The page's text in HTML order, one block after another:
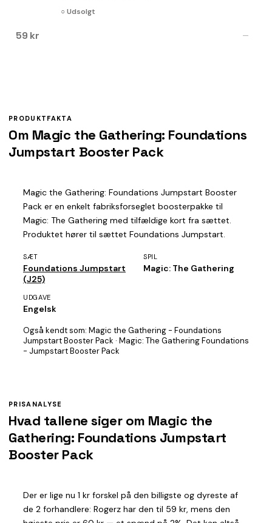
○ Udsolgt
59 kr —
PRODUKTFAKTA
Om Magic the Gathering: Foundations
Jumpstart Booster Pack
Magic the Gathering: Foundations Jumpstart Booster
Pack er en enkelt fabriksforseglet boosterpakke til
Magic: The Gathering med tilfældige kort fra sættet.
Produktet hører til sættet Foundations Jumpstart.
SÆT
Foundations Jumpstart
(J25)
SPIL
Magic: The Gathering
UDGAVE
Engelsk
Også kendt som: Magic the Gathering - Foundations
Jumpstart Booster Pack · Magic: The Gathering Foundations
- Jumpstart Booster Pack
PRISANALYSE
Hvad tallene siger om Magic the
Gathering: Foundations Jumpstart
Booster Pack
Der er lige nu 1 kr forskel på den billigste og dyreste af
de 2 forhandlere: Rogerz har den til 59 kr, mens den